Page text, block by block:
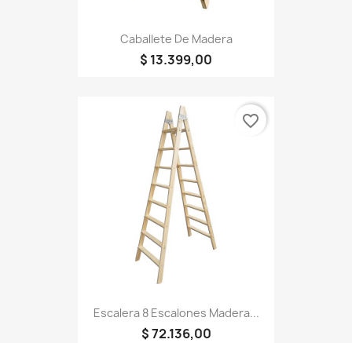
Caballete De Madera
$ 13.399,00
Escalera 8 Escalones Madera...
$ 72.136,00
favorite_border